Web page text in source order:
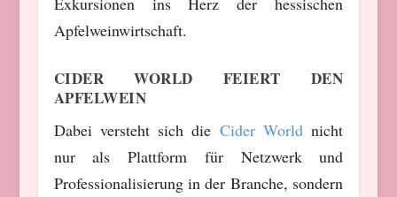
Apfelweinwirtschaft.
CIDER WORLD FEIERT DEN
APFELWEIN
Dabei versteht sich die Cider World nicht
nur als Plattform für Netzwerk und
Professionalisierung in der Branche, sondern